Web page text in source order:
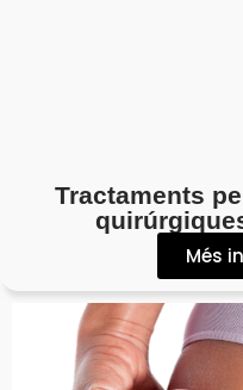
Tractaments
Més